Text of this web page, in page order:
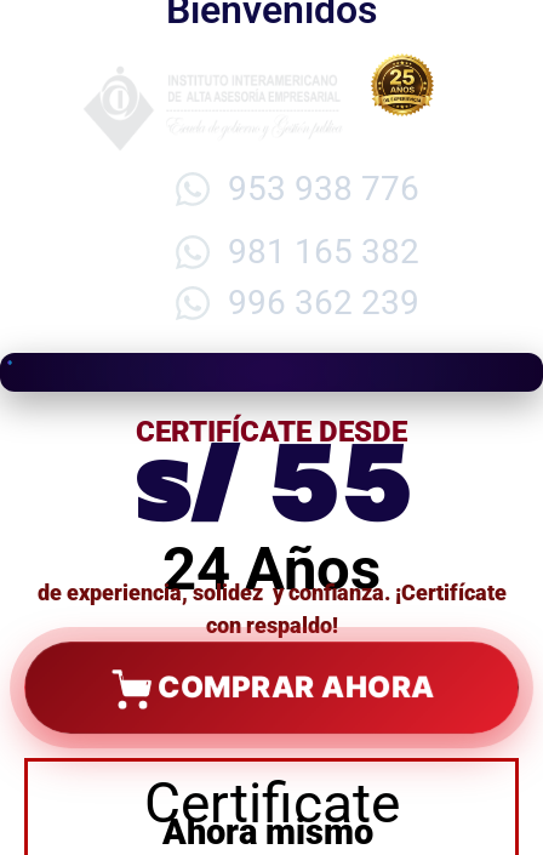
Bienvenidos
953 938 776
981 165 382
996 362 239
CERTIFÍCATE DESDE
s/ 55
24 Años
de experiencia, solidez y confianza. ¡Certifícate
con respaldo!
COMPRAR AHORA
Certificate
Ahora mismo